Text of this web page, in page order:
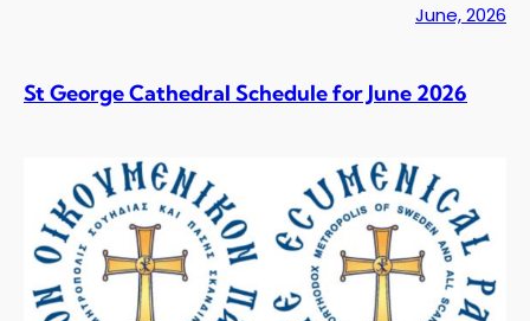
June, 2026
St George Cathedral Schedule for June 2026